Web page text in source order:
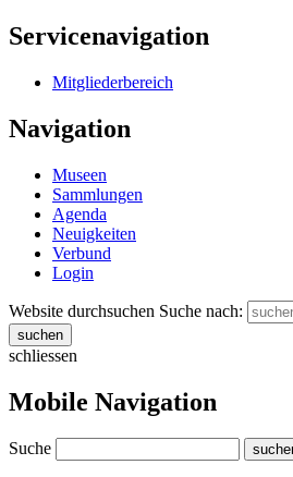
Servicenavigation
Mitgliederbereich
Navigation
Museen
Sammlungen
Agenda
Neuigkeiten
Verbund
Login
Website durchsuchen Suche nach:
suchen
schliessen
Mobile Navigation
Suche